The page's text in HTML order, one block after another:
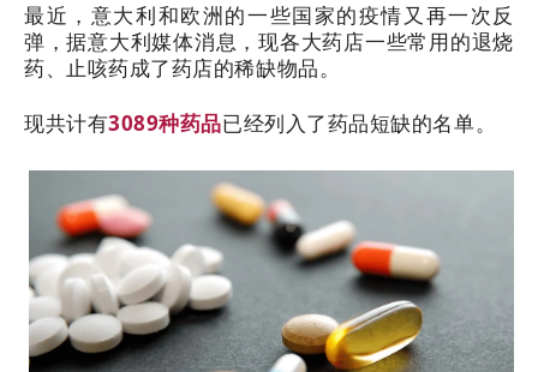
最近，意大利和欧洲的一些国家的疫情又再一次反
弹，据意大利媒体消息，现各大药店一些常用的退烧
药、止咳药成了药店的稀缺物品。
现共计有3089种药品已经列入了药品短缺的名单。